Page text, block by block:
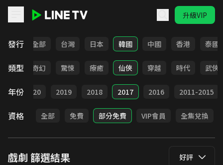
升級VIP
發行 全部 台灣 日本 韓國 中國 香港 泰國
類型
BL 奇幻 驚悚 療癒 仙俠 穿越 時代 武俠
年份 2020 2019 2018 2017 2016 2011-2015
資格 全部 免費 部分免費 VIP會員 全集兌換
戲劇 篩選結果 好評